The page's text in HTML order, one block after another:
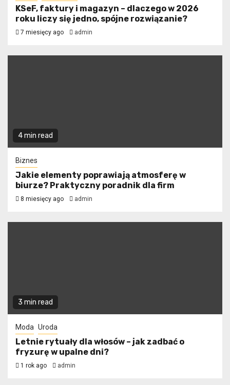
KSeF, faktury i magazyn – dlaczego w 2026
roku liczy się jedno, spójne rozwiązanie?
7 miesięcy ago admin
4 min read
Biznes
Jakie elementy poprawiają atmosferę w
biurze? Praktyczny poradnik dla firm
8 miesięcy ago admin
3 min read
Moda Uroda
Letnie rytuały dla włosów – jak zadbać o
fryzurę w upalne dni?
1 rok ago admin